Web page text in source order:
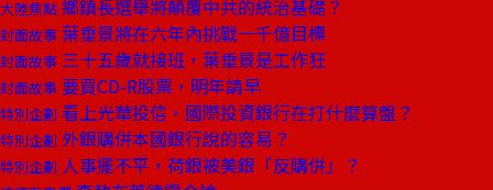
大陸焦點 鄉鎮長選舉將顛覆中共的統治基礎？
封面故事 葉垂景將在六年內挑戰一千億目標
封面故事 三十五歲就接班，葉垂景是工作狂
封面故事 要買CD-R股票，明年請早
特別企劃 看上光華投信，國際投資銀行在打什麼算盤？
特別企劃 外銀購併本國銀行說的容易？
特別企劃 人事擺不平，荷銀被美銀「反購併」？